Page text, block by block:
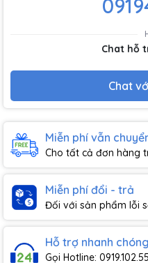
Chat hỗ
Chat
Miễn phí vẫn
Cho tất cả đơn hàng
Miễn phí đổi - trả
Đối với sản phẩm lỗi
Hỗ trợ nhanh chóng
Gọi Hotline: